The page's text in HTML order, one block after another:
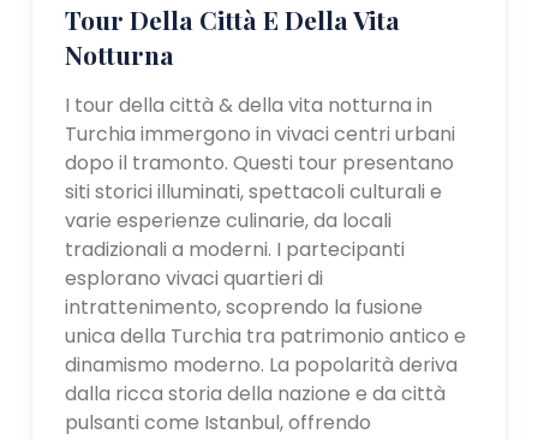
Tour Della Città E Della Vita
Notturna
I tour della città & della vita notturna in
Turchia immergono in vivaci centri urbani
dopo il tramonto. Questi tour presentano
siti storici illuminati, spettacoli culturali e
varie esperienze culinarie, da locali
tradizionali a moderni. I partecipanti
esplorano vivaci quartieri di
intrattenimento, scoprendo la fusione
unica della Turchia tra patrimonio antico e
dinamismo moderno. La popolarità deriva
dalla ricca storia della nazione e da città
pulsanti come Istanbul, offrendo